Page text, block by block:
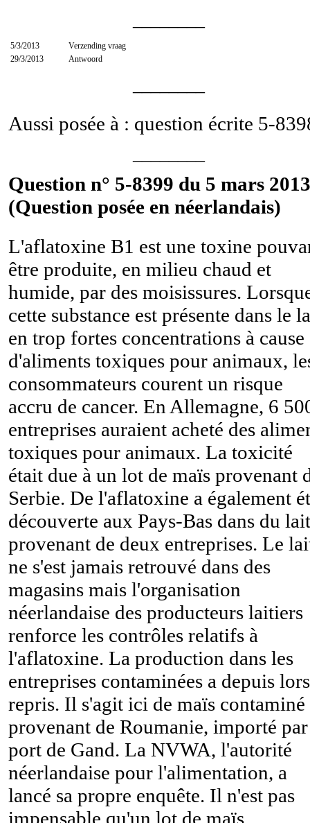
5/3/2013
Verzending vraag
29/3/2013
Antwoord
Aussi posée à : question écrite 5-
Question n° 5-8399 du 5 mars
(Question posée en néerlandais)
L'aflatoxine B1 est une toxine
être produite, en milieu chaud et
humide, par des moisissures.
cette substance est présente dans le
en trop fortes concentrations à cause
d'aliments toxiques pour animaux,
consommateurs courent un risque
accru de cancer. En Allemagne, 6
entreprises auraient acheté des
toxiques pour animaux. La toxicité
était due à un lot de maïs provenant
Serbie. De l'aflatoxine a également
découverte aux Pays-Bas dans du lait
provenant de deux entreprises. Le
ne s'est jamais retrouvé dans des
magasins mais l'organisation
néerlandaise des producteurs laitiers
renforce les contrôles relatifs à
l'aflatoxine. La production dans les
entreprises contaminées a depuis lors
repris. Il s'agit ici de maïs contaminé
provenant de Roumanie, importé
port de Gand. La NVWA, l'autorité
néerlandaise pour l'alimentation, a
lancé sa propre enquête. Il n'est pas
impensable qu'un lot de maïs